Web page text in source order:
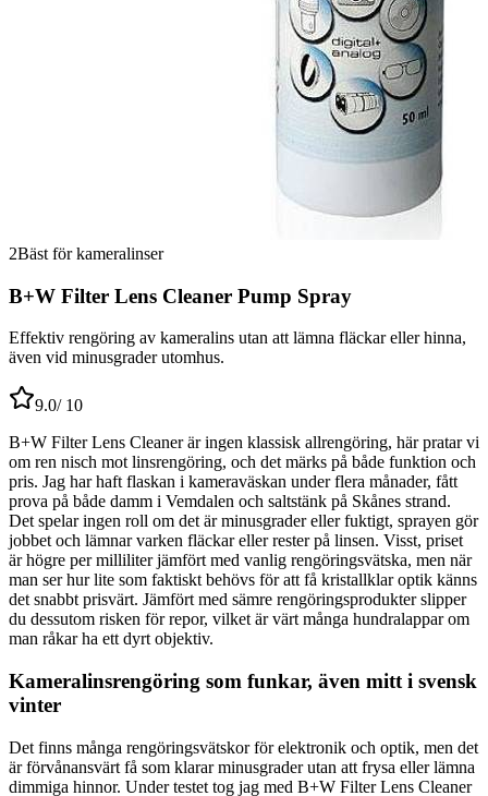
2Bäst för kameralinser
B+W Filter Lens Cleaner Pump Spray
Effektiv rengöring av kameralins utan att lämna fläckar eller hinna,
även vid minusgrader utomhus.
9.0/ 10
B+W Filter Lens Cleaner är ingen klassisk allrengöring, här pratar vi
om ren nisch mot linsrengöring, och det märks på både funktion och
pris. Jag har haft flaskan i kameraväskan under flera månader, fått
prova på både damm i Vemdalen och saltstänk på Skånes strand.
Det spelar ingen roll om det är minusgrader eller fuktigt, sprayen gör
jobbet och lämnar varken fläckar eller rester på linsen. Visst, priset
är högre per milliliter jämfört med vanlig rengöringsvätska, men när
man ser hur lite som faktiskt behövs för att få kristallklar optik känns
det snabbt prisvärt. Jämfört med sämre rengöringsprodukter slipper
du dessutom risken för repor, vilket är värt många hundralappar om
man råkar ha ett dyrt objektiv.
Kameralinsrengöring som funkar, även mitt i svensk
vinter
Det finns många rengöringsvätskor för elektronik och optik, men det
är förvånansvärt få som klarar minusgrader utan att frysa eller lämna
dimmiga hinnor. Under testet tog jag med B+W Filter Lens Cleaner